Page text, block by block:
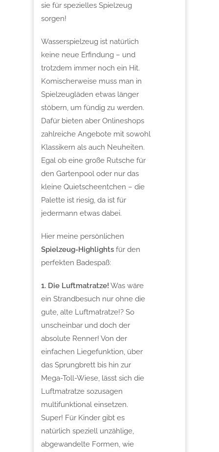
sie für spezielles Spielzeug
sorgen!
Wasserspielzeug ist natürlich
keine neue Erfindung – und
trotzdem immer noch ein Hit.
Komischerweise muss man in
Spielzeugläden etwas länger
stöbern, um fündig zu werden.
Dafür bieten aber Onlineshops
zahlreiche Angebote mit sowohl
Klassikern als auch Neuheiten.
Egal ob eine große Rutsche für
den Gartenpool oder nur das
kleine Quietscheentchen – die
Palette ist riesig, da ist für
jedermann etwas dabei.
Hier meine persönlichen
Spielzeug-Highlights für den
perfekten Badespaß:
1. Die Luftmatratze! Was wäre
ein Strandbesuch nur ohne die
gute, alte Luftmatratze!? So
unscheinbar und doch der
absolute Renner! Von der
einfachen Liegefunktion, über
das Sprungbrett bis hin zur
Mega-Toll-Wiese, lässt sich die
Luftmatratze sozusagen
multifunktional einsetzen.
Super! Für Kinder gibt es
natürlich speziell unzählige,
abgewandelte Formen, wie